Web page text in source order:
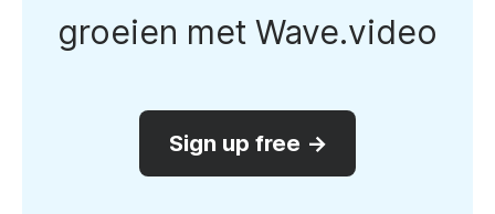
groeien met Wave.video
Sign up free →